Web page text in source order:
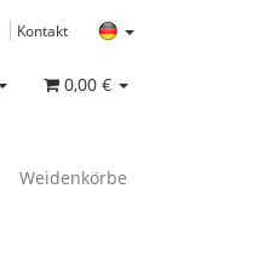
Kontakt
0,00 €
Weidenkörbe